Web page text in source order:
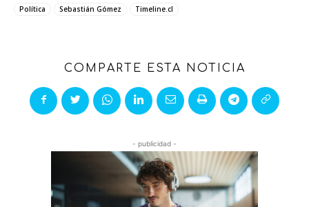
Política
Sebastián Gómez Timeline.cl
COMPARTE ESTA NOTICIA
- publicidad -